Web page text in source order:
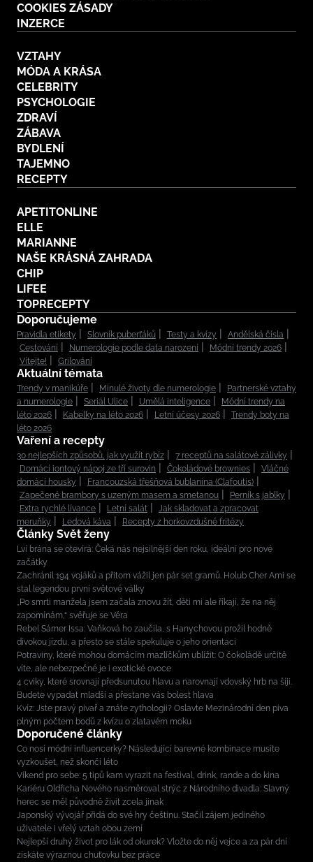
COOKIES ZÁSADY
INZERCE
VZTAHY
MÓDA A KRÁSA
CELEBRITY
PSYCHOLOGIE
ZDRAVÍ
ZÁBAVA
BYDLENÍ
TAJEMNO
RECEPTY
APETITONLINE
ELLE
MARIANNE
NAŠE KRÁSNÁ ZAHRADA
CHIP
LIFEE
TOPRECEPTY
Doporučujeme
Pravidla etikety Slovník puberťáků Testy a kvízy
Andělská čísla
Cestování
Numerologie podle data narození
Módní trendy 2026
Vítejte!
Grilování
Aktuální témata
Trendy v manikúře Minulé životy dle numerologie
Partnerské vztahy
a numerologie
Seriál Ulice Umělá inteligence
Módní trendy na
léto 2026
Kabelky na léto 2026 Letní účesy 2026
Trendy boty na
léto 2026
Vaření a recepty
30 nejlepších způsobů, jak využít rybíz
7 receptů na salátové zálivky
Domácí iontový nápoj ze tří surovin
Čokoládové brownies
Vláčné
domácí housky
Francouzská třešňová bublanina (Clafoutis)
Zapečené brambory s uzeným masem a smetanou
Perník s jablky
Extra rychlé lívance
Letní salát
Jak skladovat a zpracovat
meruňky
Ledová káva Recepty z horkovzdušné fritézy
Články Svět ženy
Lví brána se otevírá: Čeká nás nejsilnější den roku, ideální pro nové
začátky
Zachránil 194 vojáků a přitom vážil jen pár set gramů. Holub Cher Ami se
stal legendou první světové války
„Po smrti manžela jsem začala znovu žít, děti mi ale říkají, že na něj
zapomínám,“ svěřuje se Věra
Rebel Sámer Issa: Vaňková ho zaučila, s Hanychovou prožil hodně
divokou jízdu, a přesto se stále spekuluje o jeho orientaci
Potraviny, které mohou domácím mazlíčkům ublížit: O čokoládě určitě
víte, ale nebezpečné je i exotické ovoce
4 cviky, které srovnají předsunutou hlavu a narovnají vdovský hrb na šíji.
Budete vypadat mladší a přestane vás bolest hlava
Kvíz: Jste pravý pivař a znáte zythologii? Oslavte Mezinárodní den piva
plným počtem bodů z kvízu o zlatavém moku
Doporučené články
Co nosí módní influencerky? Následující barevné kombinace musíte
vyzkoušet, než skončí léto
Víkend pro sebe: 5 tipů kam vyrazit na festival, drink, rande a do kina
Kariéru Oldřicha Nového nasměroval strýc z Národního divadla: Slavný
herec se měl původně živit zcela jinak
Japonský vývojář přidá do své hry češtinu. Stačil zájem jediného
uživatele i vřelý vztah obou zemí
Nejlepší druhý život pro lák od okurek? Vložte do něj vejce a za pár dní
získáte výraznou chuťovku bez práce